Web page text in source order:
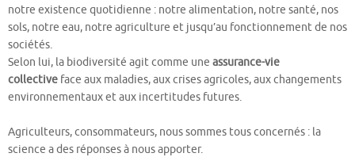
notre existence quotidienne : notre alimentation, notre santé, nos
sols, notre eau, notre agriculture et jusqu’au fonctionnement de nos
sociétés.
Selon lui, la biodiversité agit comme une assurance-vie
collective face aux maladies, aux crises agricoles, aux changements
environnementaux et aux incertitudes futures.
Agriculteurs, consommateurs, nous sommes tous concernés : la
science a des réponses à nous apporter.